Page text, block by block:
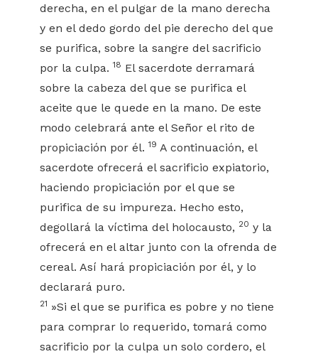
derecha, en el pulgar de la mano derecha
y en el dedo gordo del pie derecho del que
se purifica, sobre la sangre del sacrificio
por la culpa.18 El sacerdote derramará
sobre la cabeza del que se purifica el
aceite que le quede en la mano. De este
modo celebrará ante el Señor el rito de
propiciación por él.19 A continuación, el
sacerdote ofrecerá el sacrificio expiatorio,
haciendo propiciación por el que se
purifica de su impureza. Hecho esto,
degollará la víctima del holocausto, 20 y la
ofrecerá en el altar junto con la ofrenda de
cereal. Así hará propiciación por él, y lo
declarará puro.
21 »Si el que se purifica es pobre y no tiene
para comprar lo requerido, tomará como
sacrificio por la culpa un solo cordero, el